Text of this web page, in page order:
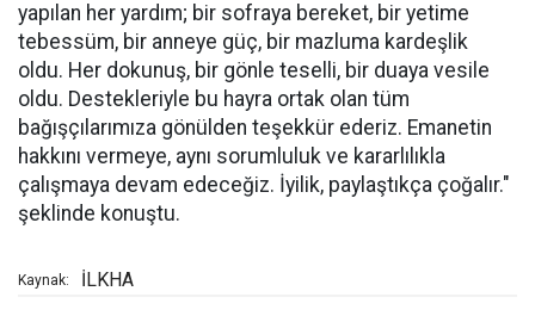
yapılan her yardım; bir sofraya bereket, bir yetime
tebessüm, bir anneye güç, bir mazluma kardeşlik
oldu. Her dokunuş, bir gönle teselli, bir duaya vesile
oldu. Destekleriyle bu hayra ortak olan tüm
bağışçılarımıza gönülden teşekkür ederiz. Emanetin
hakkını vermeye, aynı sorumluluk ve kararlılıkla
çalışmaya devam edeceğiz. İyilik, paylaştıkça çoğalır."
şeklinde konuştu.
Kaynak: İLKHA